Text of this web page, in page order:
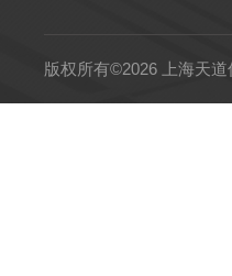
版权所有©2026 上海天